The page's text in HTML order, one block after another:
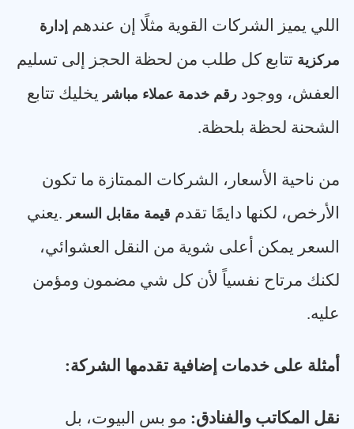
اللي يميز الشركات القوية مثلًا إن عندهم إدارة
مركزية تتابع كل طلب من لحظة الحجز إلى تسليم
العفش، ووجود رقم خدمة عملاء مباشر يخليك تتابع
الشحنة لحظة بلحظة.
من ناحية الأسعار، الشركات الممتازة ما تكون
الأرخص، لكنها دايمًا تقدم قيمة مقابل السعر .يعني
السعر يمكن أعلى شوية من النقل العشوائي،
لكنك مرتاح نفسياً لأن كل شي مضمون ومؤمن
عليه.
أمثلة على خدمات إضافية تقدمها الشركة:
نقل المكاتب والفنادق: مو بس البيوت، بل